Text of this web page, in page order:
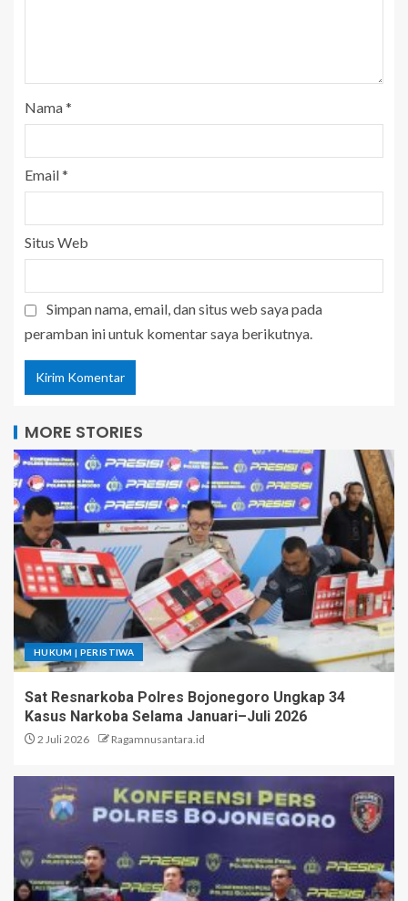
Nama*
Email*
Situs Web
Simpan nama, email, dan situs web saya pada
peramban ini untuk komentar saya berikutnya.
MORE STORIES
HUKUM | PERISTIWA
Sat Resnarkoba Polres Bojonegoro Ungkap 34
Kasus Narkoba Selama Januari–Juli 2026
2 Juli 2026 Ragamnusantara.id